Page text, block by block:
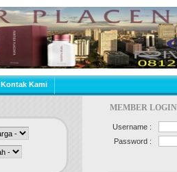
Kontak Kami
MEMBER LOGIN
Username :
Password :